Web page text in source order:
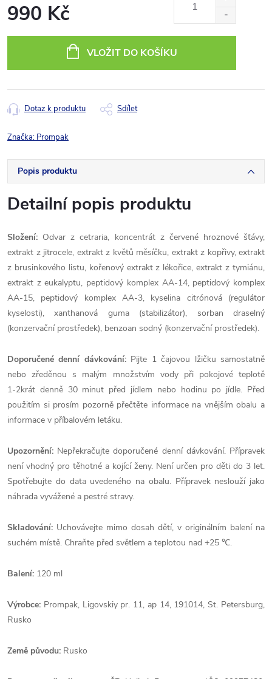
990 Kč
VLOŽIT DO KOŠÍKU
Dotaz k produktu Sdílet
Značka: Prompak
Popis produktu
Detailní popis produktu
Složení: Odvar z cetraria, koncentrát z červené hroznové šťávy,
extrakt z jitrocele, extrakt z květů měsíčku, extrakt z kopřivy, extrakt
z brusinkového listu, kořenový extrakt z lékořice, extrakt z tymiánu,
extrakt z eukalyptu, peptidový komplex AA-14, peptidový komplex
AA-15, peptidový komplex AA-3, kyselina citrónová (regulátor
kyselosti), xanthanová guma (stabilizátor), sorban draselný
(konzervační prostředek), benzoan sodný (konzervační prostředek).
Doporučené denní dávkování: Pijte 1 čajovou lžičku samostatně
nebo zředěnou s malým množstvím vody při pokojové teplotě
1‑2krát denně 30 minut před jídlem nebo hodinu po jídle. Před
použitím si prosím pozorně přečtěte informace na vnějším obalu a
informace v příbalovém letáku.
Upozornění: Nepřekračujte doporučené denní dávkování. Přípravek
není vhodný pro těhotné a kojící ženy. Není určen pro děti do 3 let.
Spotřebujte do data uvedeného na obalu. Přípravek neslouží jako
náhrada vyvážené a pestré stravy.
Skladování: Uchovávejte mimo dosah dětí, v originálním balení na
suchém místě. Chraňte před světlem a teplotou nad +25 ℃.
Balení: 120 ml
Výrobce: Prompak, Ligovskiy pr. 11, ap 14, 191014, St. Petersburg,
Rusko
Země původu: Rusko